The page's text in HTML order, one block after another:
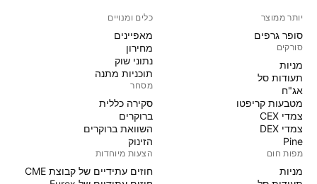
יותר ממוצר
סופר גרפים
סורקים
מניות‏
תעודות סל
אג"ח
מטבעות קריפטו
צמדי CEX
צמדי DEX
Pine
מפות חום
מניות‏
כלים ומנויים
מאפיינים
מחירון
נתוני שוק
תוכניות מתנה
מסחר
סקירה כללית
ברוקרים
השוואת ברוקרים
הזינוק
הצעות מיוחדות
חוזים עתידיים של קבוצת CME